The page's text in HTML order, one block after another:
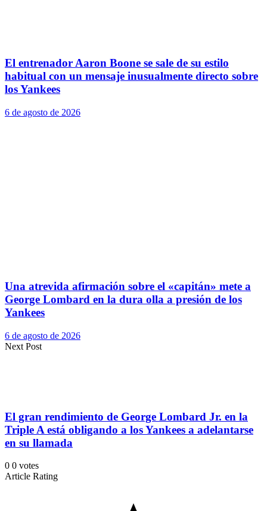
El entrenador Aaron Boone se sale de su estilo
habitual con un mensaje inusualmente directo sobre
los Yankees
6 de agosto de 2026
Una atrevida afirmación sobre el «capitán» mete a
George Lombard en la dura olla a presión de los
Yankees
6 de agosto de 2026
Next Post
El gran rendimiento de George Lombard Jr. en la
Triple A está obligando a los Yankees a adelantarse
en su llamada
0 0 votes
Article Rating